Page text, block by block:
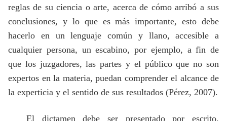
reglas de su ciencia o arte, acerca de cómo arribó a sus
conclusiones, y lo que es más importante, esto debe
hacerlo en un lenguaje común y llano, accesible a
cualquier persona, un escabino, por ejemplo, a fin de
que los juzgadores, las partes y el público que no son
expertos en la materia, puedan comprender el alcance de
la experticia y el sentido de sus resultados (Pérez, 2007).
El dictamen debe ser presentado por escrito,